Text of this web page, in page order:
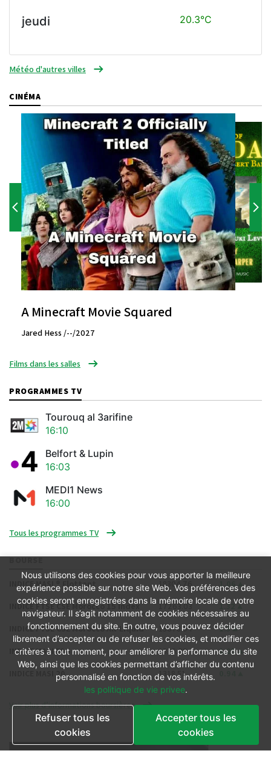
jeudi 20.3°C
Météo d'autres villes
CINÉMA
A Minecraft Movie Squared
Jared Hess /--/2027
Films dans les salles
PROGRAMMES TV
Tourouq al 3arifine
16:10
Belfort & Lupin
16:03
MEDI1 News
16:00
Tous les programmes TV
BOURSE
INDICE MASI ® Flottant 18304.76
INDICE FTSE CSE Morocco 15 Index 17263.03 1.32
INDICE FTSE CSE Morocco All-Liquid 15678.94 1.3
INDICE MASI ESG 1316.09 1.25
INDICE MASI 20 1318.51
Voir plus d’informations boursières
Nous utilisons des cookies pour vous apporter la meilleure
expérience possible sur notre site Web. Vos préférences des
cookies seront enregistrées dans la mémoire locale de votre
navigateur. Il s’agit notamment de cookies nécessaires au
fonctionnement du site. En outre, vous pouvez décider
librement d’accepter ou de refuser les cookies, et modifier ces
critères à tout moment, pour améliorer la performance du site
Web, ainsi que les cookies permettant d’afficher du contenu
personnalisé en fonction de vos intérêts.
les politique de vie privee.
Refuser tous les
cookies
Accepter tous les
cookies